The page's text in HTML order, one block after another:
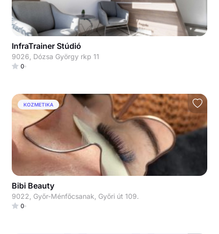
InfraTrainer Stúdió
9026, Dózsa György rkp 11
0
KOZMETIKA
Bibi Beauty
9022, Győr-Ménfőcsanak, Győri út 109.
0